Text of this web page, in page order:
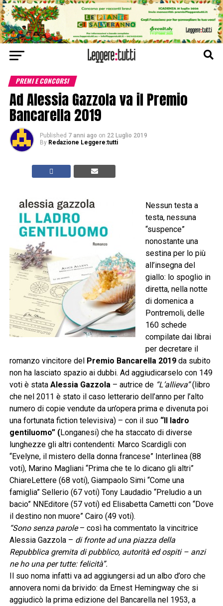
PREMI E CONCORSI
Ad Alessia Gazzola va il Premio
Bancarella 2019
Published 7 anni ago on 22 Luglio 2019
By Redazione Leggere:tutti
Nessun testa a
testa, nessuna
“suspence”
nonostante una
sestina per lo più
all’insegna del
giallo: lo spoglio in
diretta, nella notte
di domenica a
Pontremoli, delle
160 schede
compilate dai librai
per decretare il
romanzo vincitore del Premio Bancarella 2019da subito
non ha lasciato spazio ai dubbi. Ad aggiudicarselo con 149
voti è stata Alessia Gazzola– autrice de“L’allieva”(libro
che nel 2011 è stato il caso letterario dell’anno per l’alto
numero di copie vendute da un’opera prima e divenuta poi
una fortunata fiction televisiva) – con il suo“Il ladro
gentiluomo” (Longanesi) che ha staccato di diverse
lunghezze gli altri contendenti: Marco Scardigli con
“Evelyne, il mistero della donna francese” Interlinea (88
voti), Marino Magliani “Prima che te lo dicano gli altri”
ChiareLettere (68 voti), Giampaolo Simi “Come una
famiglia” Sellerio (67 voti) Tony Laudadio “Preludio a un
bacio” NNEditore (57 voti) ed Elisabetta Cametti con “Dove
il destino non muore” Cairo (49 voti).
“Sono senza parole– così ha commentato la vincitrice
Alessia Gazzola – di fronte ad una piazza della
Repubblica gremita di pubblico, autorità ed ospiti – anzi
ne ho una per tutte: felicità”.
Il suo noma infatti va ad aggiungersi ad un albo d’oro che
annovera nomi da brivido: da Ernest Hemingway che si
aggiudicò la prima edizione del Bancarella nel 1953, a